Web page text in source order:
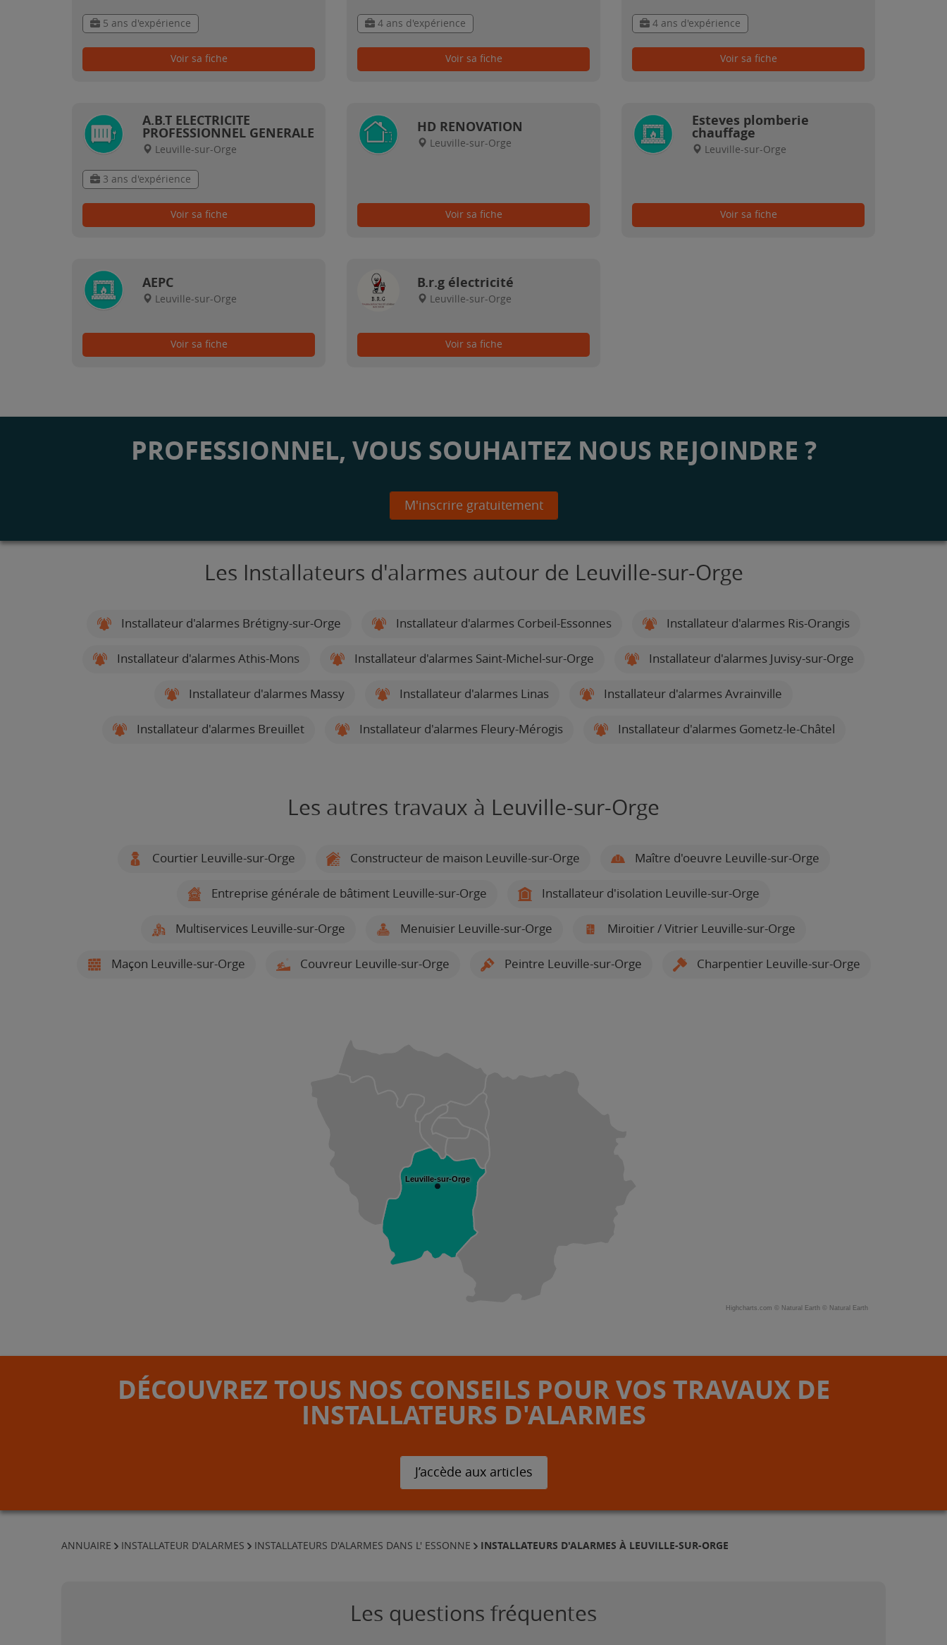
5 ans d'expérience
Voir sa fiche
4 ans d'expérience
Voir sa fiche
4 ans d'expérience
Voir sa fiche
A.B.T ELECTRICITE
PROFESSIONNEL GENERALE
Leuville-sur-Orge
3 ans d'expérience
Voir sa fiche
HD RENOVATION
Leuville-sur-Orge
Voir sa fiche
Esteves plomberie
chauffage
Leuville-sur-Orge
Voir sa fiche
AEPC
Leuville-sur-Orge
Voir sa fiche
B.r.g électricité
Leuville-sur-Orge
Voir sa fiche
PROFESSIONNEL, VOUS SOUHAITEZ NOUS REJOINDRE ?
M'inscrire gratuitement
Les Installateurs d'alarmes autour de Leuville-sur-Orge
Installateur d'alarmes Brétigny-sur-Orge Installateur d'alarmes Corbeil-Essonnes Installateur d'alarmes Ris-Orangis
Installateur d'alarmes Athis-Mons Installateur d'alarmes Saint-Michel-sur-Orge Installateur d'alarmes Juvisy-sur-Orge
Installateur d'alarmes Massy Installateur d'alarmes Linas Installateur d'alarmes Avrainville
Installateur d'alarmes Breuillet Installateur d'alarmes Fleury-Mérogis Installateur d'alarmes Gometz-le-Châtel
Les autres travaux à Leuville-sur-Orge
Courtier Leuville-sur-Orge Constructeur de maison Leuville-sur-Orge Maître d'oeuvre Leuville-sur-Orge
Entreprise générale de bâtiment Leuville-sur-Orge Installateur d'isolation Leuville-sur-Orge
Multiservices Leuville-sur-Orge Menuisier Leuville-sur-Orge Miroitier / Vitrier Leuville-sur-Orge
Maçon Leuville-sur-Orge Couvreur Leuville-sur-Orge Peintre Leuville-sur-Orge Charpentier Leuville-sur-Orge
Leuville-sur-Orge
Highcharts.com © Natural Earth © Natural Earth
DÉCOUVREZ TOUS NOS CONSEILS POUR VOS TRAVAUX DE
INSTALLATEURS D'ALARMES
J’accède aux articles
ANNUAIRE INSTALLATEUR D'ALARMES INSTALLATEURS D'ALARMES DANS L' ESSONNE INSTALLATEURS D'ALARMES À LEUVILLE-SUR-ORGE
Les questions fréquentes